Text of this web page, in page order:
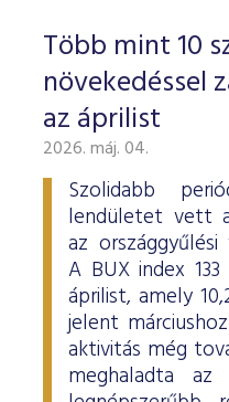
Több mint 10
növekedéssel
az áprilist
2026. máj. 04.
Szolidabb
lendületet vett
az
A BUX index
áprilist, amely
jelent
aktivitás még
meghaladta